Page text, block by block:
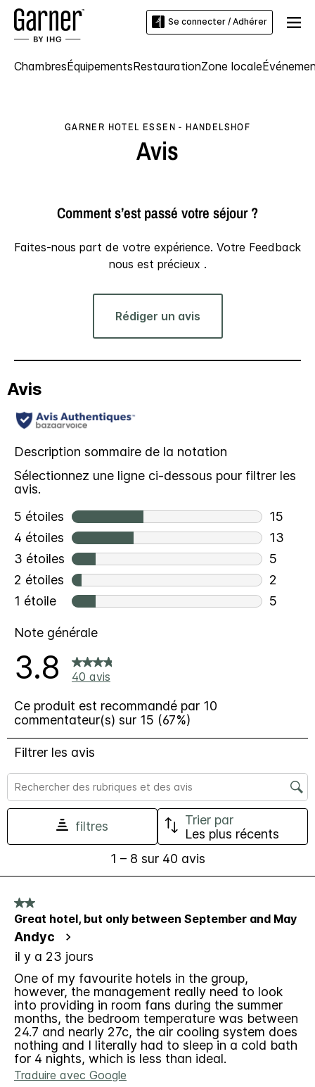
Se connecter / Adhérer
ChambresÉquipementsRestaurationZone locale
GARNER HOTEL ESSEN - HANDELSHOF
Avis
Comment s’est passé votre séjour ?
Faites-nous part de votre expérience. Votre Feedback
nous est précieux .
Rédiger un avis